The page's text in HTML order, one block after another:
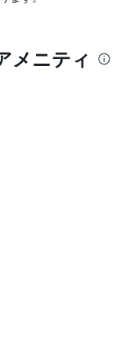
メニティ